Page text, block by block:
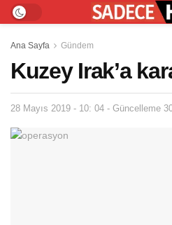
Ana Sayfa Gündem
Kuzey Irak’a
28 Mayıs 2019 - 10: 04 - Güncelleme